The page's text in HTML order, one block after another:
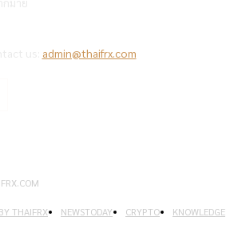
admin@thaifrx.com
THAIFRX NEWSTODAY CRYPTO KNOWLEDGE